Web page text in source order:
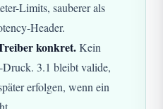
Limits, sauberer als
Header.
konkret.Kein
3.1 bleibt valide,
erfolgen, wenn ein